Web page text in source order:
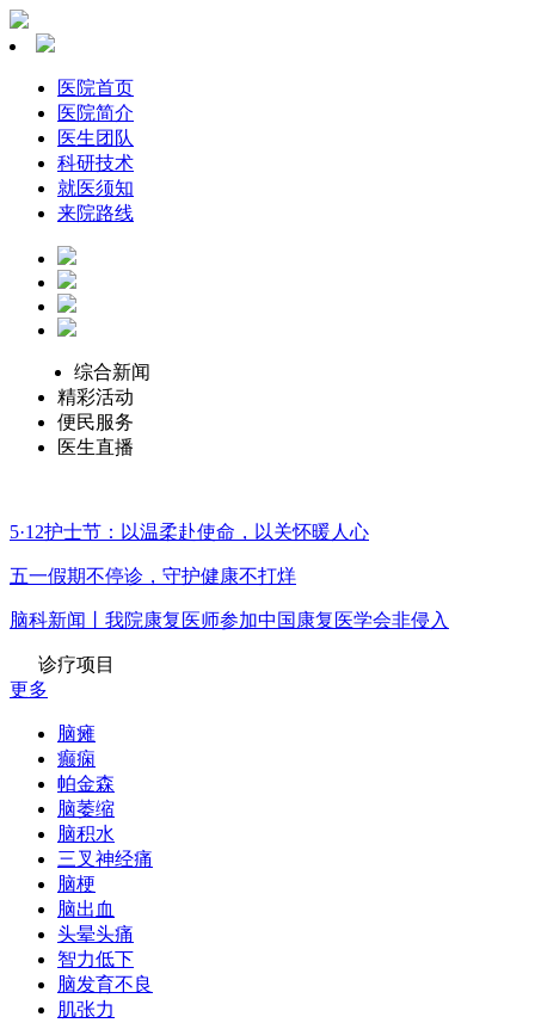
医院首页
医院简介
医生团队
科研技术
就医须知
来院路线
综合新闻
精彩活动
便民服务
医生直播
5·12护士节：以温柔赴使命，以关怀暖人心
五一假期不停诊，守护健康不打烊
脑科新闻丨我院康复医师参加中国康复医学会非侵入
诊疗项目
更多
脑瘫
癫痫
帕金森
脑萎缩
脑积水
三叉神经痛
脑梗
脑出血
头晕头痛
智力低下
脑发育不良
肌张力